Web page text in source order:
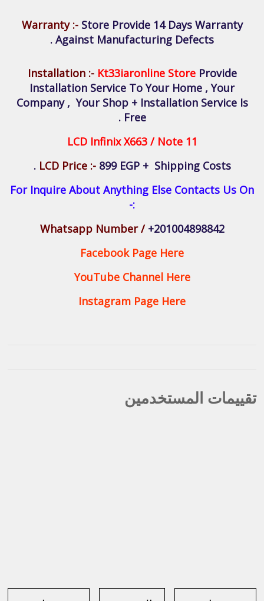
Warranty :- Store Provide 14 Days Warranty
Against Manufacturing Defects .
Installation :- Kt33iaronline StoreProvide
Installation Service To Your Home , Your
Company , Your Shop + Installation Service Is
Free .
LCD Infinix X663 / Note 11
LCD Price :-899 EGP + Shipping Costs .
For Inquire About Anything Else Contacts Us On
:-
Whatsapp Number / +201004898842
Facebook Page Here
YouTube Channel Here
Instagram Page Here
تقييمات المستخدمين